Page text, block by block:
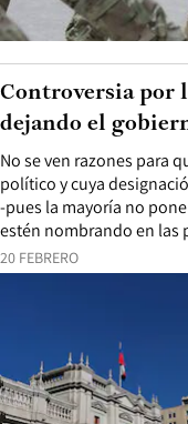
20 FEBRERO
No se ven razones para
político y cuya
-pues la mayoría no
estén nombrando en las
Controversia por
dejando el